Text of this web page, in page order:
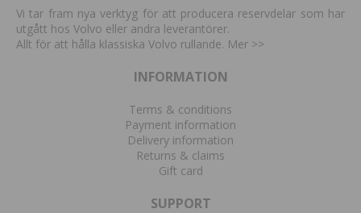
Vi tar fram nya verktyg för att producera reservdelar som har
utgått hos Volvo eller andra leverantörer.
Allt för att hålla klassiska Volvo rullande. Mer >>
INFORMATION
Terms & conditions
Payment information
Delivery information
Returns & claims
Gift card
SUPPORT